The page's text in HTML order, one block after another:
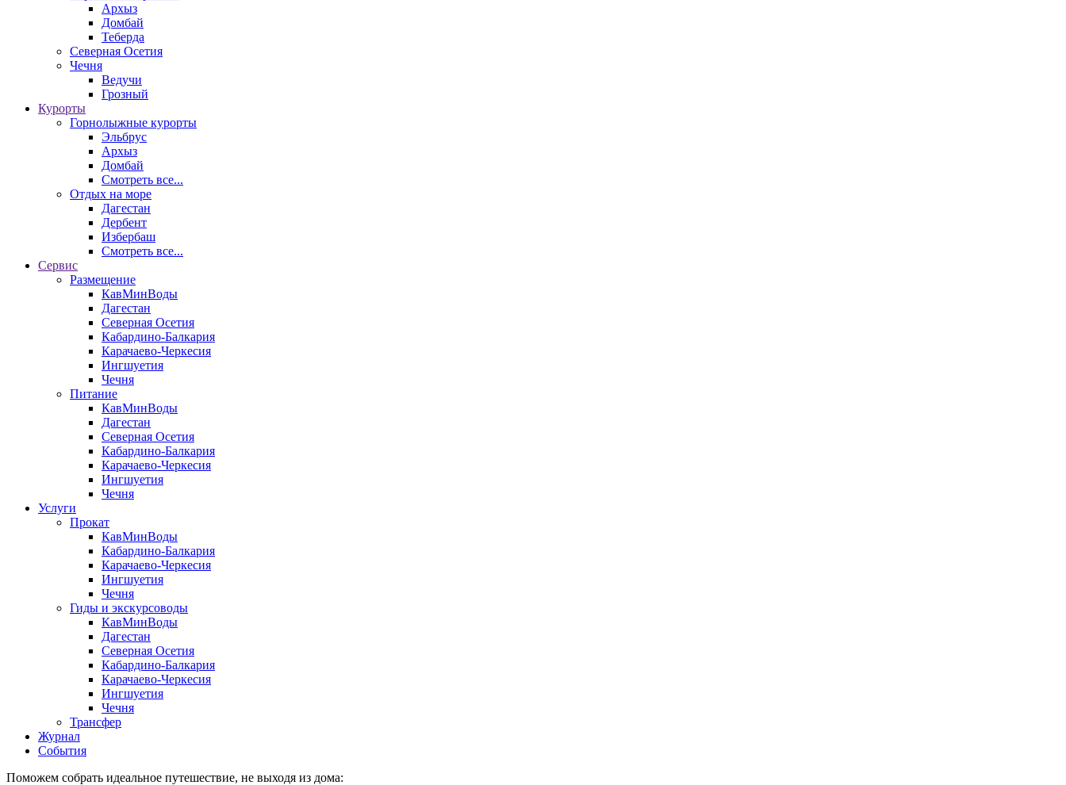
Архыз
Домбай
Теберда
Северная Осетия
Чечня
Ведучи
Грозный
Курорты
Горнолыжные курорты
Эльбрус
Архыз
Домбай
Смотреть все...
Отдых на море
Дагестан
Дербент
Избербаш
Смотреть все...
Сервис
Размещение
КавМинВоды
Дагестан
Северная Осетия
Кабардино-Балкария
Карачаево-Черкесия
Ингшуетия
Чечня
Питание
КавМинВоды
Дагестан
Северная Осетия
Кабардино-Балкария
Карачаево-Черкесия
Ингшуетия
Чечня
Услуги
Прокат
КавМинВоды
Кабардино-Балкария
Карачаево-Черкесия
Ингшуетия
Чечня
Гиды и экскурсоводы
КавМинВоды
Дагестан
Северная Осетия
Кабардино-Балкария
Карачаево-Черкесия
Ингшуетия
Чечня
Трансфер
Журнал
События
Поможем собрать идеальное путешествие, не выходя из дома: